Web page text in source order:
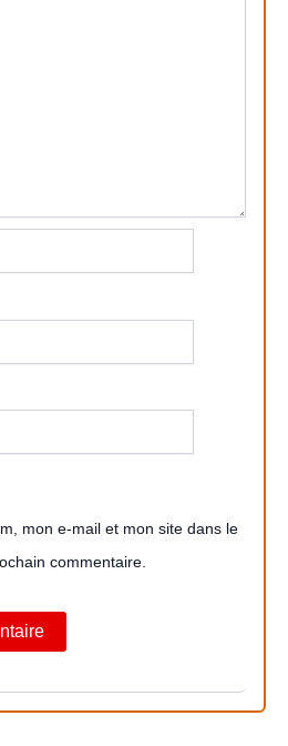
mon e-mail et mon site dans le
commentaire.